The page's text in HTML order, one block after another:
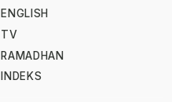
ENGLISH
TV
RAMADHAN
INDEKS